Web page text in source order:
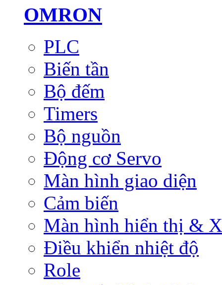
OMRON
PLC
Biến tần
Bộ đếm
Timers
Bộ nguồn
Động cơ Servo
Màn hình giao diện
Cảm biến
Màn hình hiển thị &
Điều khiển nhiệt độ
Role